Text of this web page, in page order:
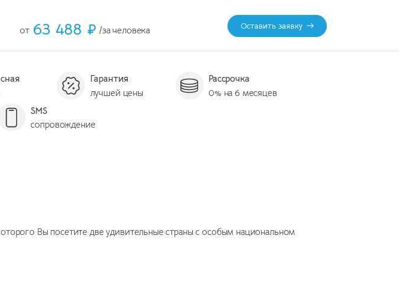
от 63 488 ₽ /за человека Оставить заявку
Гарантия
лучшей цены
Рассрочка
0% на 6 месяцев
SMS
сопровождение
Вы посетите две удивительные страны с особым национальном